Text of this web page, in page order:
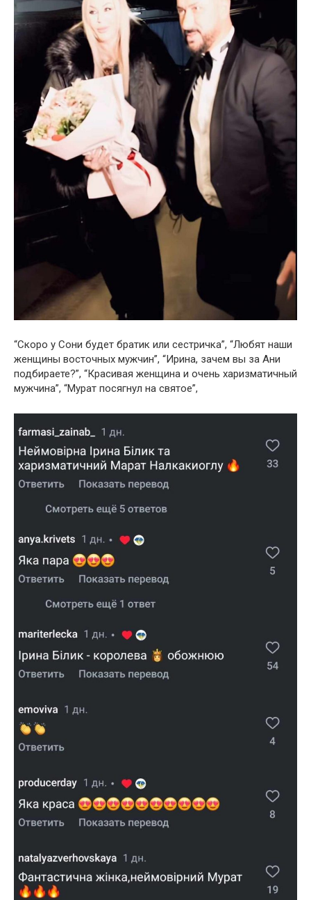
“Скоро у Сони будет братик или сестричка”, “Любят наши
женщины восточных мужчин”, “Ирина, зачем вы за Ани
подбираете?”, “Красивая женщина и очень харизматичный
мужчина”, “Мурат посягнул на святое”,